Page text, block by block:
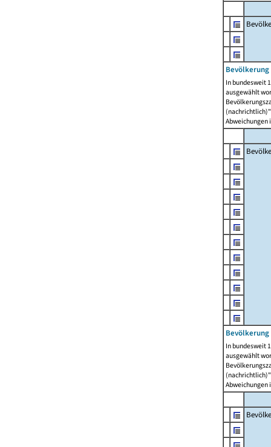
In bundesweit
ausgewählt
Abweichungen
In bundesweit
ausgewählt
Abweichungen